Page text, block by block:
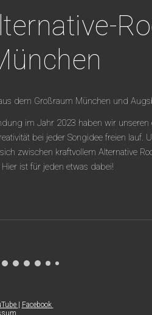
dem Großraum München und
im Jahr 2023 haben wir unseren
bei jeder Songidee freien lauf.
zwischen kraftvollem Alternative
ist für jeden etwas dabei!
Facebook